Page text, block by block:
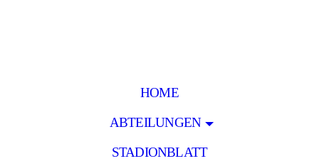
HOME
ABTEILUNGEN
STADIONBLATT